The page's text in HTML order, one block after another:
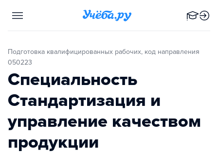
Подготовка квалифицированных рабочих, код направления
050223
Специальность
Стандартизация и
управление качеством
продукции